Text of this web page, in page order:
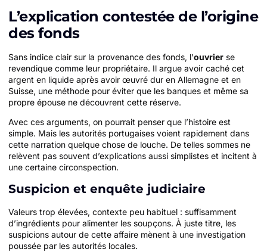
L’explication contestée de l’origine
des fonds
Sans indice clair sur la provenance des fonds, l’ouvrier se
revendique comme leur propriétaire. Il argue avoir caché cet
argent en liquide après avoir œuvré dur en Allemagne et en
Suisse, une méthode pour éviter que les banques et même sa
propre épouse ne découvrent cette réserve.
Avec ces arguments, on pourrait penser que l’histoire est
simple. Mais les autorités portugaises voient rapidement dans
cette narration quelque chose de louche. De telles sommes ne
relèvent pas souvent d’explications aussi simplistes et incitent à
une certaine circonspection.
Suspicion et enquête judiciaire
Valeurs trop élevées, contexte peu habituel : suffisamment
d’ingrédients pour alimenter les soupçons. À juste titre, les
suspicions autour de cette affaire mènent à une investigation
poussée par les autorités locales.